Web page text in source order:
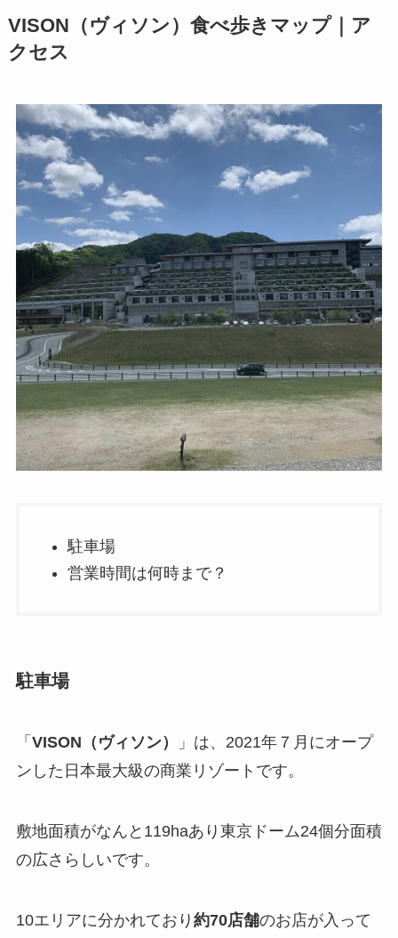
VISON（ヴィソン）食べ歩きマップ｜ア
クセス
駐車場
営業時間は何時まで？
駐車場
「 VISON（ヴィソン）
」は、2021年７月にオープ
ンした日本最大級の商業リゾートです。
敷地面積がなんと119haあり東京ドーム24個分面積
の広さらしいです。
10エリアに分かれており 約70店舗のお店が入って